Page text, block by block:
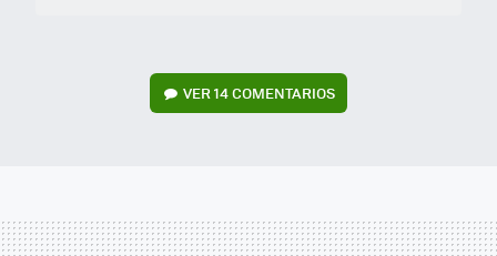
VER14 COMENTARIOS